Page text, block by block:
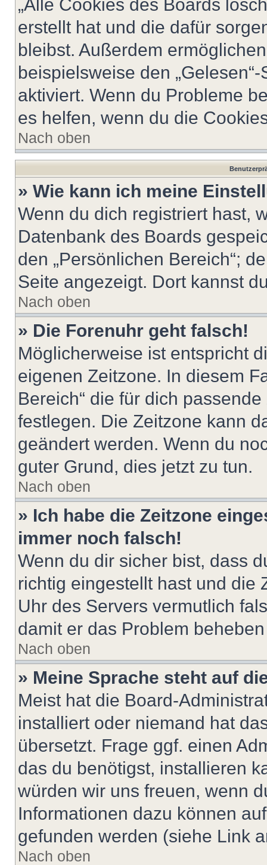
„Alle Cookies des Boards
erstellt hat und die dafür
bleibst. Außerdem
beispielsweise den
aktiviert. Wenn du Probleme
es helfen, wenn du die
Nach oben
» Wie kann ich meine
Wenn du dich registriert hast,
Datenbank des Boards
den „Persönlichen Bereich“;
Seite angezeigt. Dort kannst
Nach oben
» Die Forenuhr geht falsch!
Möglicherweise ist entspricht
eigenen Zeitzone. In diesem
Bereich“ die für dich
festlegen. Die Zeitzone kann
geändert werden. Wenn du
guter Grund, dies jetzt zu tun.
Nach oben
» Ich habe die Zeitzone
immer noch falsch!
Wenn du dir sicher bist, dass
richtig eingestellt hast und die
Uhr des Servers vermutlich
damit er das Problem
Nach oben
» Meine Sprache steht auf
Meist hat die Board-
installiert oder niemand hat
übersetzt. Frage ggf. einen
das du benötigst, installieren
würden wir uns freuen, wenn
Informationen dazu können
gefunden werden (siehe Link
Nach oben